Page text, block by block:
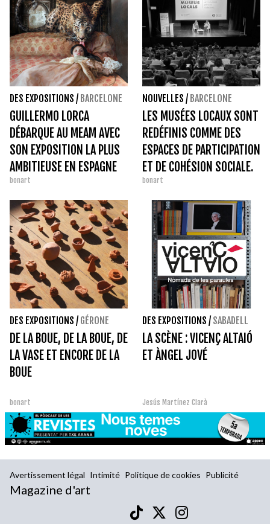
DES EXPOSITIONS / BARCELONE
GUILLERMO LORCA
DÉBARQUE AU MEAM AVEC
SON EXPOSITION LA PLUS
AMBITIEUSE EN ESPAGNE
bonart
NOUVELLES / BARCELONE
LES MUSÉES LOCAUX SONT
REDÉFINIS COMME DES
ESPACES DE PARTICIPATION
ET DE COHÉSION SOCIALE.
bonart
DES EXPOSITIONS / GÉRONE
DE LA BOUE, DE LA BOUE, DE
LA VASE ET ENCORE DE LA
BOUE
bonart
DES EXPOSITIONS / SABADELL
LA SCÈNE : VICENÇ ALTAIÓ
ET ÀNGEL JOVÉ
Jesús Martínez Clarà
Avertissement légal Intimité Politique de cookies Publicité
Magazine d'art